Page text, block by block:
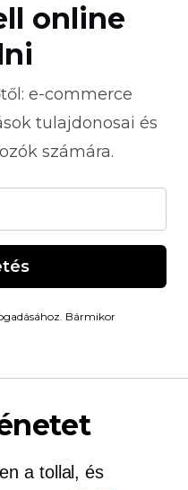
online
e-commerce
tulajdonosai és
számára.
Bármikor
a tollal, és